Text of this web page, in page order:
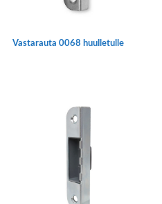
Vastarauta 0068 huulletulle